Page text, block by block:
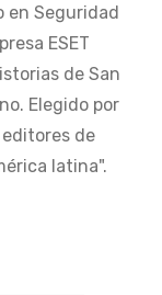
en Seguridad
ESET
de San
Elegido por
editores de
latina".